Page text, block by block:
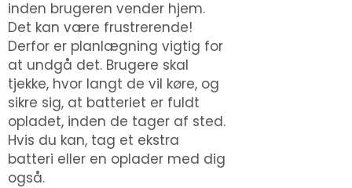
inden brugeren vender hjem.
Det kan være frustrerende!
Derfor er planlægning vigtig for
at undgå det. Brugere skal
tjekke, hvor langt de vil køre, og
sikre sig, at batteriet er fuldt
opladet, inden de tager af sted.
Hvis du kan, tag et ekstra
batteri eller en oplader med dig
også.